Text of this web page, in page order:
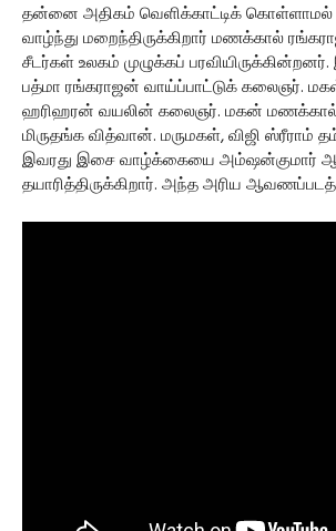
தன்னை அதிகம் வெளிக்காட்டிக்
வாழ்ந்து மறைந்திருக்கிறார் மணக்கால்
சீடர்கள் உலகம் முழுக்கப்
பத்மா ரங்கராஜன் வாய்ப்பாட்டுக் கலைஞர்.
ஹரிஹரன் வயலின் கலைஞர். மகன் மணக்கால்
மிருதங்க வித்வான். மருமகள், விஜி ஸ்ரீராம்
இவரது இசை வாழ்க்கையை அம்ஷன்குமார்
தயாரித்திருக்கிறார். அந்த அரிய